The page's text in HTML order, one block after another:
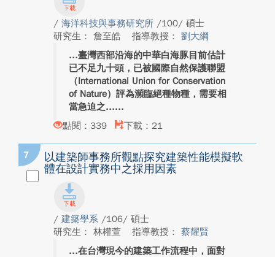
/ 海洋科技與事務研究所 /100/ 碩士
研究生： 詹至皓
指導教授： 劉大綱
臺灣西部沿海的中華白海豚目前估計
已不足九十頭，已被國際自然保護聯盟
（International Union for Conservation
of Nature）評為瀕臨絕種物種，需要相
當急迫之...
點閱：339
下載：21
7
以建築師事務所觀點探究建築性能模擬軟
體在設計實務中之採用因素
/ 建築學系 /106/ 碩士
研究生： 林權萱
指導教授： 蔡耀賢
在台灣現今的建築工作流程中，面對